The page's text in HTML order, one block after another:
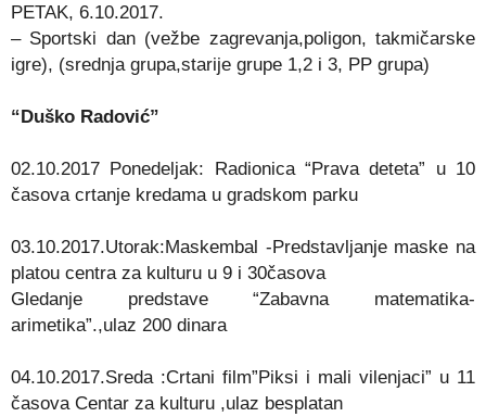
PETAK, 6.10.2017.
– Sportski dan (vežbe zagrevanja,poligon, takmičarske
igre), (srednja grupa,starije grupe 1,2 i 3, PP grupa)
“Duško Radović”
02.10.2017 Ponedeljak: Radionica “Prava deteta” u 10
časova crtanje kredama u gradskom parku
03.10.2017.Utorak:Maskembal -Predstavljanje maske na
platou centra za kulturu u 9 i 30časova
Gledanje predstave “Zabavna matematika-
arimetika”.,ulaz 200 dinara
04.10.2017.Sreda :Crtani film”Piksi i mali vilenjaci” u 11
časova Centar za kulturu ,ulaz besplatan